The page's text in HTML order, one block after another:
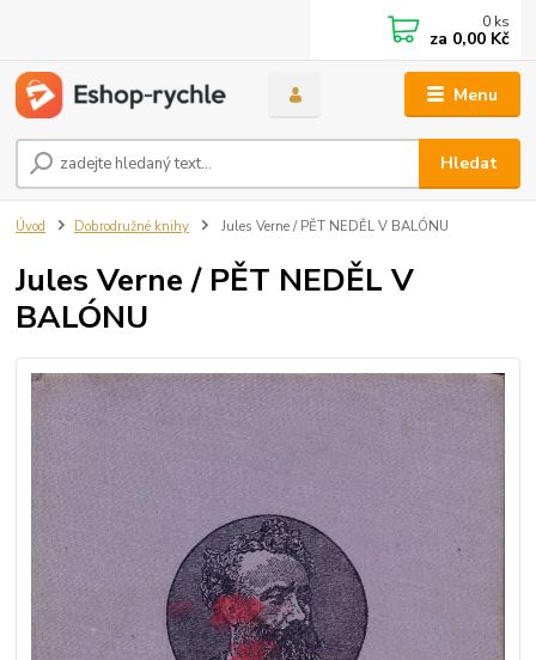
Menu
Hledat
0 ks
za 0,00 Kč
Úvod Dobrodružné knihy Jules Verne / PĚT NEDĚL V BALÓNU
Jules Verne / PĚT NEDĚL V
BALÓNU